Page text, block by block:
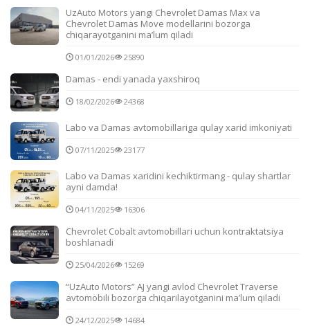
UzAuto Motors yangi Chevrolet Damas Max va
Chevrolet Damas Move modellarini bozorga
chiqarayotganini ma’lum qiladi
01/01/2026 25890
Damas - endi yanada yaxshiroq
18/02/2026 24368
Labo va Damas avtomobillariga qulay xarid imkoniyati
07/11/2025 23177
Labo va Damas xaridini kechiktirmang - qulay shartlar
ayni damda!
04/11/2025 16306
Chevrolet Cobalt avtomobillari uchun kontraktatsiya
boshlanadi
25/04/2026 15269
“UzAuto Motors” AJ yangi avlod Chevrolet Traverse
avtomobili bozorga chiqarilayotganini ma’lum qiladi
24/12/2025 14684